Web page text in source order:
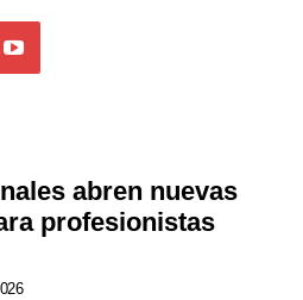
abren nuevas
profesionistas